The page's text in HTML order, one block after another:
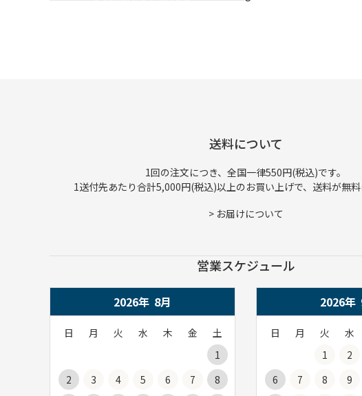
送料について
1回の注文につき、全国一律550円(税込)です。
1送付先あたり合計5,000円(税込)以上のお買い上げで、送料が無料
> お届けについて
営業スケジュール
2026年 8月
日 月 火 水 木 金
土
1
2
3 4 5 6 7
8
2026年
日 月 火 水
1
2
6
7 8 9